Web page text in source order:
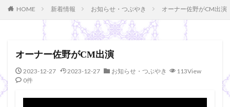
HOME 新着情報 お知らせ・つぶやき オーナー佐野がCM出演
オーナー佐野がCM出演
2023-12-27 2023-12-27 お知らせ・つぶやき
113View
0件